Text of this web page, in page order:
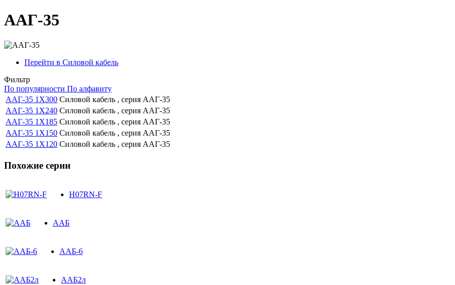
ААГ-35
Перейти в Силовой кабель
Фильтр
По популярности По алфавиту
ААГ-35 1Х300 Силовой кабель , серия ААГ-35
ААГ-35 1Х240 Силовой кабель , серия ААГ-35
ААГ-35 1Х185 Силовой кабель , серия ААГ-35
ААГ-35 1Х150 Силовой кабель , серия ААГ-35
ААГ-35 1Х120 Силовой кабель , серия ААГ-35
Похожие серии
H07RN-F
ААБ
ААБ-6
ААБ2л